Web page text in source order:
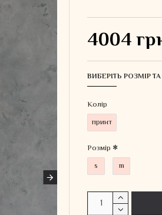
4004
ВИБЕРІТЬ РОЗМІР
Колiр
принт
Розмір
s
m